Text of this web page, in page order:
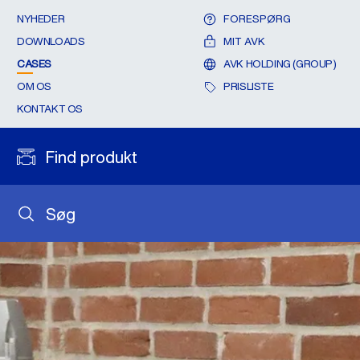
Søg
Find produkt
NYHEDER
DOWNLOADS
CASES
OM OS
KONTAKT OS
FORESPØRG
MIT AVK
AVK HOLDING (GROUP)
PRISLISTE